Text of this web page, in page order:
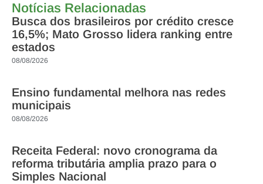
Notícias Relacionadas
Busca dos brasileiros por crédito cresce
16,5%; Mato Grosso lidera ranking entre
estados
08/08/2026
Ensino fundamental melhora nas redes
municipais
08/08/2026
Receita Federal: novo cronograma da
reforma tributária amplia prazo para o
Simples Nacional